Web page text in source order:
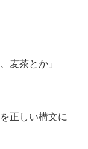
麦茶とか」
正しい構文に